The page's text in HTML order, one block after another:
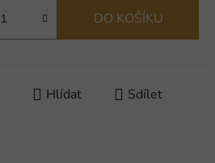
DO KOŠÍKU
Hlídat Sdílet